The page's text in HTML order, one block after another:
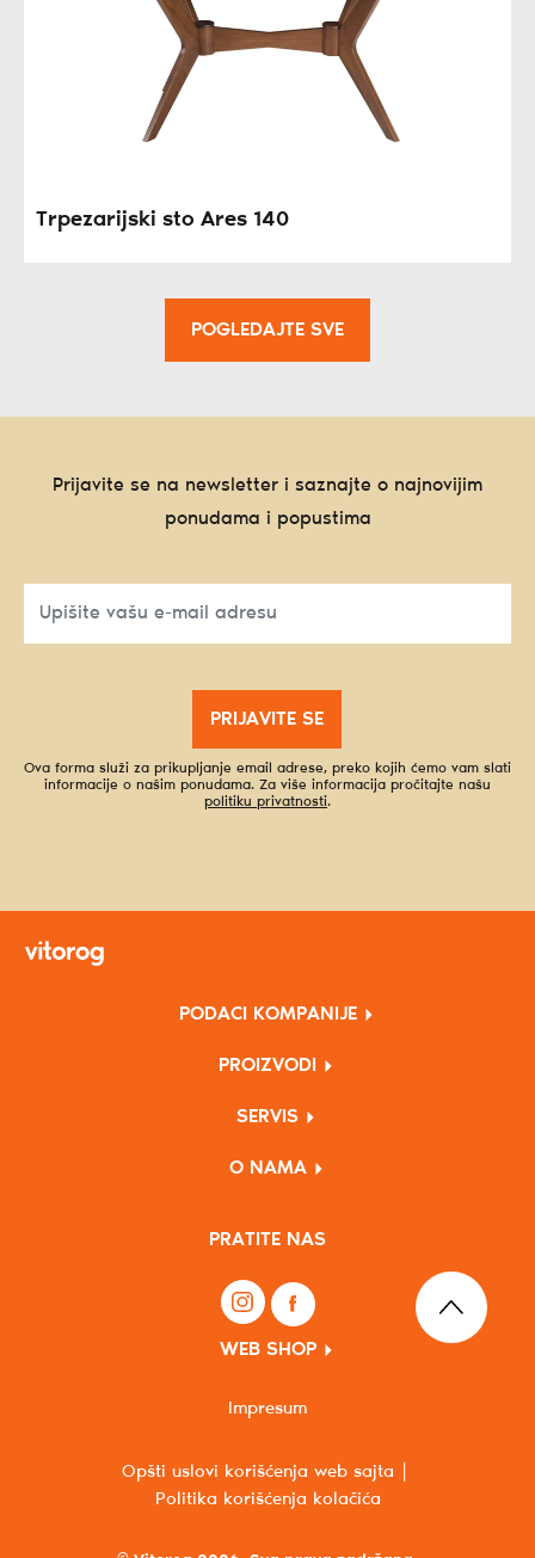
Trpezarijski sto Ares 140
POGLEDAJTE SVE
Prijavite se na newsletter i saznajte o najnovijim
ponudama i popustima
PRIJAVITE SE
Ova forma služi za prikupljanje email adrese, preko kojih ćemo vam slati
informacije o našim ponudama. Za više informacija pročitajte našu
politiku privatnosti.
PODACI KOMPANIJE
PROIZVODI
SERVIS
O NAMA
PRATITE NAS
WEB SHOP
Opšti uslovi korišćenja web sajta
Politika korišćenja kolačića
Impresum